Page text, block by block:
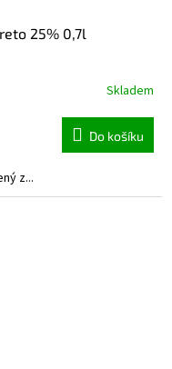
25% 0,7l
Skladem
Do košíku
z...